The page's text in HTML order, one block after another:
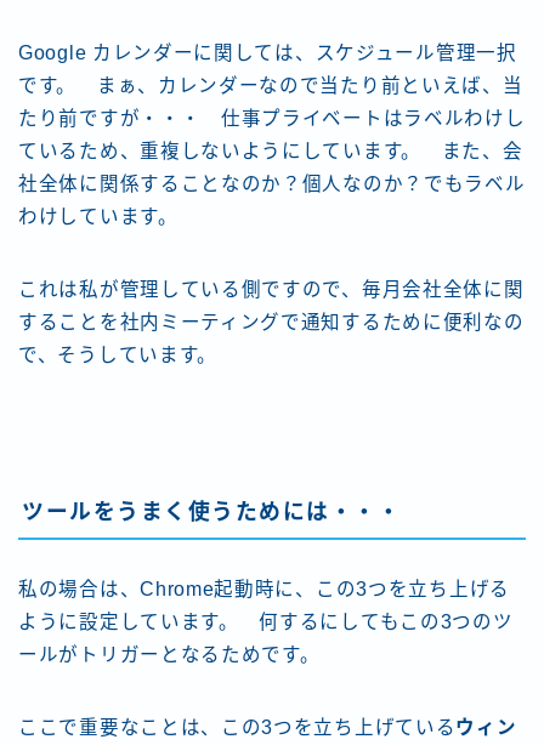
Google カレンダーに関しては、スケジュール管理一択
です。 まぁ、カレンダーなので当たり前といえば、当
たり前ですが・・・ 仕事プライベートはラベルわけし
ているため、重複しないようにしています。 また、会
社全体に関係することなのか？個人なのか？でもラベル
わけしています。
これは私が管理している側ですので、毎月会社全体に関
することを社内ミーティングで通知するために便利なの
で、そうしています。
ツールをうまく使うためには・・・
私の場合は、Chrome起動時に、この3つを立ち上げる
ように設定しています。 何するにしてもこの3つのツ
ールがトリガーとなるためです。
ここで重要なことは、この3つを立ち上げているウィン